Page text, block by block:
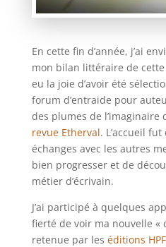
En cette fin d’année, j’ai
mon bilan littéraire de cette
eu la joie d’avoir été
forum d’entraide pour
des plumes de
revue Etherval. L’accueil
échanges avec les autres
bien progresser et de
métier d’écrivain.
J’ai participé à quelques
fierté de voir ma nouvelle «
retenue par les éditions HPF